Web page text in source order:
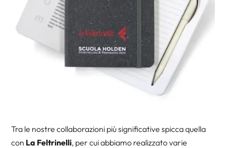
Tra le nostre collaborazioni più significative spicca quella
con La Feltrinelli, per cui abbiamo realizzato varie